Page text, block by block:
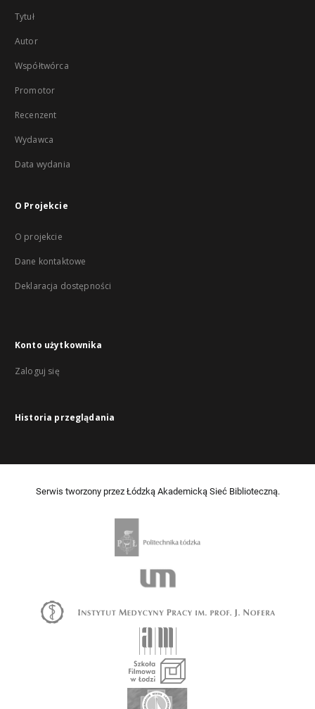
Tytuł
Autor
Współtwórca
Promotor
Recenzent
Wydawca
Data wydania
O Projekcie
O projekcie
Dane kontaktowe
Deklaracja dostępności
Konto użytkownika
Zaloguj się
Historia przeglądania
Serwis tworzony przez Łódzką Akademicką Sieć Biblioteczną.